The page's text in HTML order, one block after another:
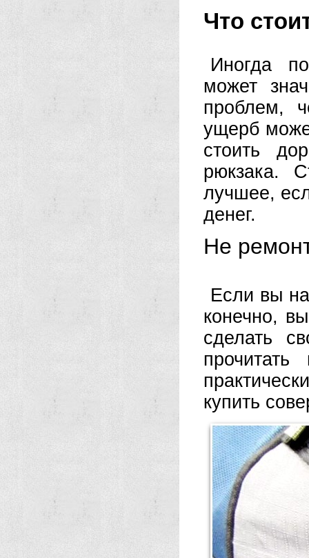
Что
Иногда
может
проблем,
ущерб
стоить
рюкзака.
лучшее,
денег.
Не
Если вы
конечно,
сделать
купить